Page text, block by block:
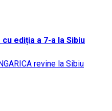
ediția a 7-a la Sibiu